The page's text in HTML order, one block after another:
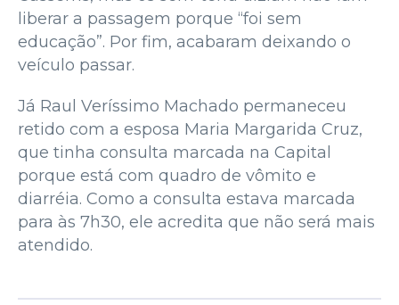
liberar a passagem porque “foi sem
educação”. Por fim, acabaram deixando o
veículo passar.
Já Raul Veríssimo Machado permaneceu
retido com a esposa Maria Margarida Cruz,
que tinha consulta marcada na Capital
porque está com quadro de vômito e
diarréia. Como a consulta estava marcada
para às 7h30, ele acredita que não será mais
atendido.